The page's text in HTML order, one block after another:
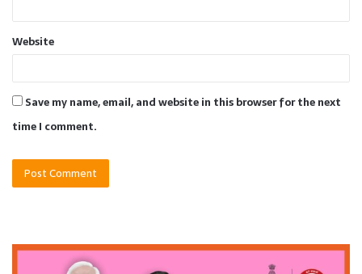
Website
Save my name, email, and website in this browser for the next
time I comment.